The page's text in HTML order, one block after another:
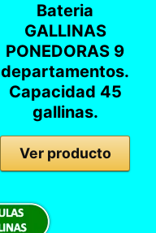
Bateria
GALLINAS
PONEDORAS 9
departamentos.
Capacidad 45
gallinas.
Ver producto